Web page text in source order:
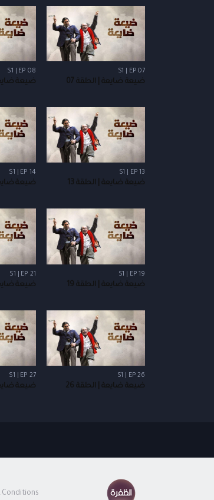
S1 | EP 07
ضيعة ضايعة | الحلقة 07
S1 | EP 08
ضيعة ضايعة
S1 | EP 13
ضيعة ضايعة | الحلقة 13
S1 | EP 14
ضيعة
S1 | EP 19
ضيعة ضايعة | الحلقة 19
S1 | EP 21
ضيعة ضايعة
S1 | EP 26
ضيعة ضايعة | الحلقة 26
S1 | EP 27
ضيعة ضايعة
Conditions